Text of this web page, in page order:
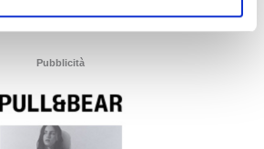
Pubblicità